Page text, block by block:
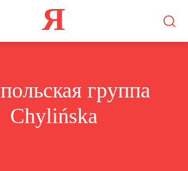
Я
польская группа
Chylińska